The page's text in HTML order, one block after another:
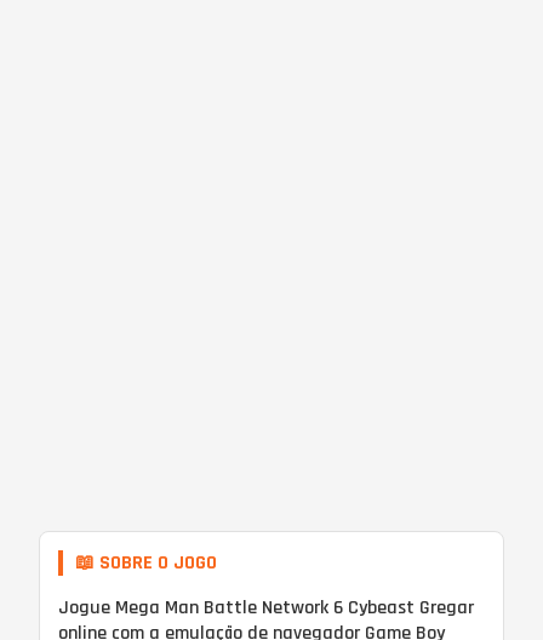
📖 SOBRE O JOGO
Jogue Mega Man Battle Network 6 Cybeast Gregar
online com a emulação de navegador Game Boy